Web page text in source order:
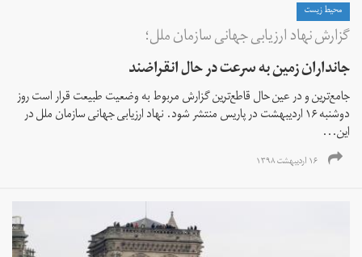
محیط زیست
گزارش نهاد ارزیابی جهانی سازمان ملل؛
جانداران زمین به سرعت در حال انقراضند
جامع‌ترین و در عین حال قاطع‌ترین گزارش مربوط به وضعیت طبیعت قرار است روز
دوشنبه ۱۶ اردیبهشت در پاریس منتشر شود. نهاد ارزیابی جهانی سازمان ملل در
این...
۱۶ اردیبهشت ۱۳۹۸